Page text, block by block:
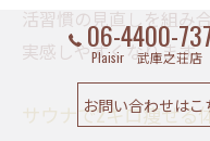
活習慣の見直しを組み
実感しやすくなります。
サウナで2キロ痩せる
06-4400-
Plaisir 武庫之荘店
お問い合わせはこ